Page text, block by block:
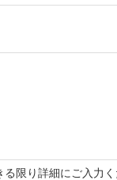
限り詳細にご入力